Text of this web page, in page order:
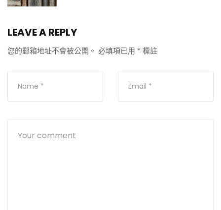
LEAVE A REPLY
您的郵箱地址不會被公開。 必填項已用 * 標註